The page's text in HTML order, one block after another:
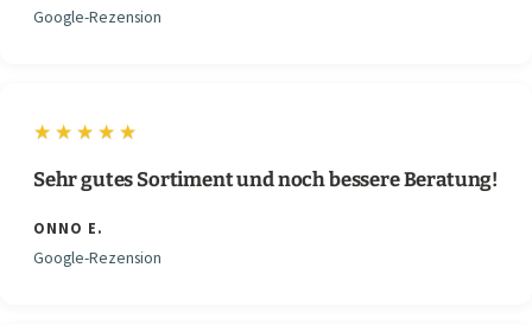
Google-Rezension
★★★★★
Sehr gutes Sortiment und noch bessere Beratung!
ONNO E.
Google-Rezension